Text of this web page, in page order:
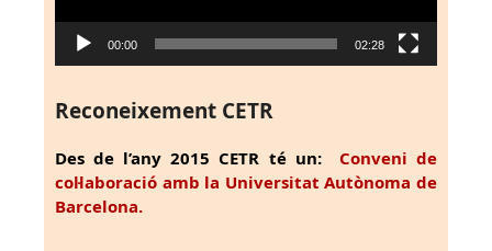
00:00 02:28
Reconeixement CETR
Des de l’any 2015 CETR té un: Conveni de
col·laboració amb la Universitat Autònoma de
Barcelona.